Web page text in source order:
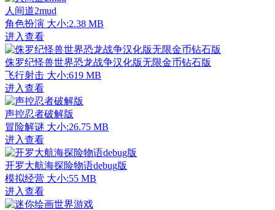
人间道2mud
角色扮演 大小:2.38 MB
进入查看
侏罗纪怪兽世界恐龙战争汉化版无限金币钻石版
飞行射击 大小:619 MB
进入查看
声控忍者破解版
冒险解谜 大小:26.75 MB
进入查看
开罗大航海探险物语debug版
模拟经营 大小:55 MB
进入查看